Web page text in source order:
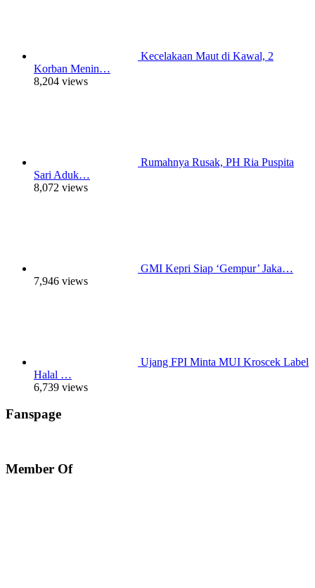
Kecelakaan Maut di Kawal, 2
Korban Menin…
8,204 views
Rumahnya Rusak, PH Ria Puspita
Sari Aduk…
8,072 views
GMI Kepri Siap ‘Gempur’ Jaka…
7,946 views
Ujang FPI Minta MUI Kroscek Label
Halal …
6,739 views
Fanspage
Member Of